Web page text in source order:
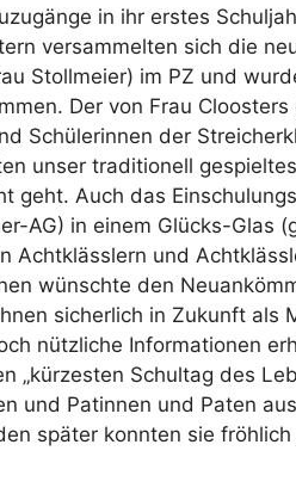
in ihr erstes
versammelten sich die
Stollmeier) im PZ und
Der von Frau
Schülerinnen der
unser traditionell gespieltes
geht. Auch das
AG) in einem Glücks-Glas
Achtklässlern und
wünschte den
sicherlich in Zukunft als
nützliche Informationen
„kürzesten Schultag des
und Patinnen und Paten
später konnten sie fröhlich